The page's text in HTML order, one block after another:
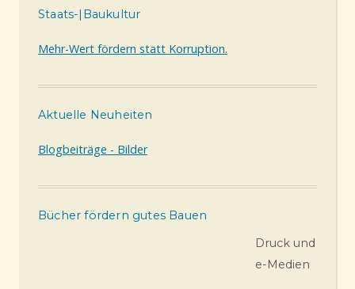
Staats-|Baukultur
Mehr-Wert fördern statt Korruption.
Aktuelle Neuheiten
Blogbeiträge - Bilder
Bücher fördern gutes Bauen
Druck und
e-Medien